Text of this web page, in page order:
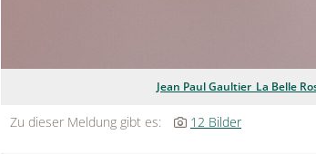
Jean Paul Gaultier_La Belle
Zu dieser Meldung gibt es: 12 Bilder